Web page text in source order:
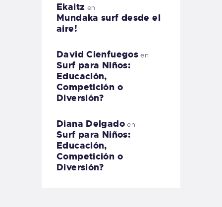
Ekaitz en
Mundaka surf desde el
aire!
David Cienfuegos en
Surf para Niños:
Educación,
Competición o
Diversión?
Diana Delgadoen
Surf para Niños:
Educación,
Competición o
Diversión?